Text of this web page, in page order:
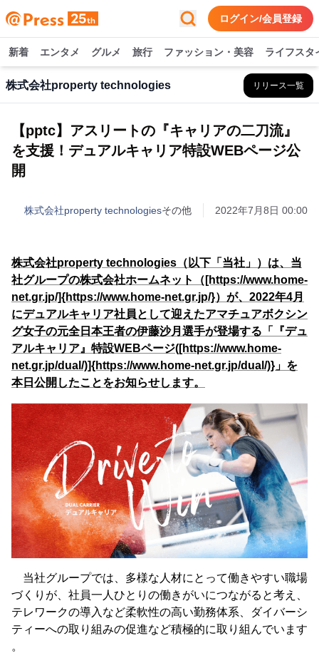
ログイン/会員登録
新着 エンタメ グルメ 旅行 ファッション・美容 ライフスタ
株式会社property technologies リリース一覧
【pptc】アスリートの『キャリアの二刀流』
を支援！デュアルキャリア特設WEBページ公
開
株式会社property technologiesその他 2022年7月8日 00:00
株式会社property technologies（以下「当社」）は、当
社グループの株式会社ホームネット（[https://www.home-
net.gr.jp/]{https://www.home-net.gr.jp/}）が、2022年4月
にデュアルキャリア社員として迎えたアマチュアボクシン
グ女子の元全日本王者の伊藤沙月選手が登場する「『デュ
アルキャリア』特設WEBページ([https://www.home-
net.gr.jp/dual/)]{https://www.home-net.gr.jp/dual/)}」を
本日公開したことをお知らせします。
当社グループでは、多様な人材にとって働きやすい職場
づくりが、社員一人ひとりの働きがいにつながると考え、
テレワークの導入など柔軟性の高い勤務体系、ダイバーシ
ティーへの取り組みの促進など積極的に取り組んでいます
。